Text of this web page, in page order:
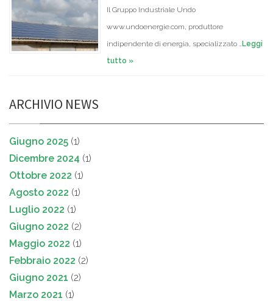
Il Gruppo Industriale Undo
www.undoenergie.com, produttore
indipendente di energia, specializzato … Leggi
tutto »
ARCHIVIO NEWS
Giugno 2025 (1)
Dicembre 2024 (1)
Ottobre 2022 (1)
Agosto 2022 (1)
Luglio 2022 (1)
Giugno 2022 (2)
Maggio 2022 (1)
Febbraio 2022 (2)
Giugno 2021 (2)
Marzo 2021 (1)